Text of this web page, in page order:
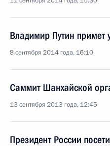
Владимир Путин
8 сентября 2014 года, 16:10
Саммит Шанхайской
13 сентября 2013 года, 12:45
Президент России